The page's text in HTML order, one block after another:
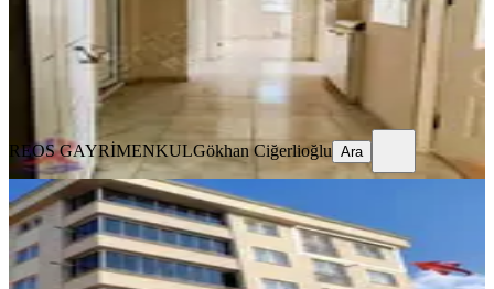
REOS GAYRİMENKULGökhan Ciğerlioğlu
REOS GAYRİMENKULGökhan Ciğerlioğlu Ara
YENİ
Sahibinden Memura Dağ Manzaralı
Temiz 1+1 Daire
Onikişubat, Yunus Emre Mahallesi